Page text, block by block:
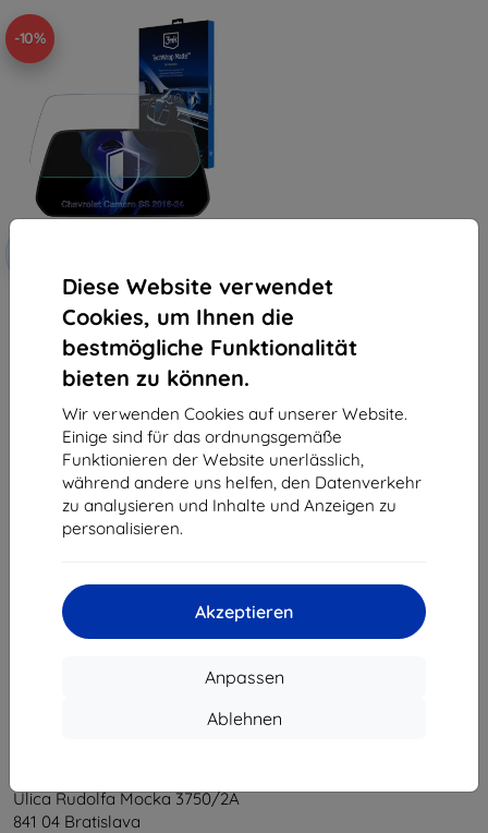
Diese Website verwendet
Cookies, um Ihnen die
bestmögliche Funktionalität
bieten zu können.
Wir verwenden Cookies auf unserer Website.
Einige sind für das ordnungsgemäße
Funktionieren der Website unerlässlich,
während andere uns helfen, den Datenverkehr
zu analysieren und Inhalte und Anzeigen zu
personalisieren.
Akzeptieren
Anpassen
Ablehnen
-10%
3mk TechWrap Matte
Mittelanzeige Schutzfolie für
Chevrolet Camaro SS 2016-24
34,90 €
31,42 €
Auf Lager > 5 Stk.
1
Ulica Rudolfa Mocka 3750/2A
841 04 Bratislava